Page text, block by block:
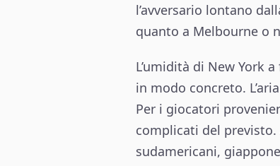
l’avversario lontano
quanto a Melbourne o
L’umidità di New York
in modo concreto.
Per i giocatori
complicati del
sudamericani,